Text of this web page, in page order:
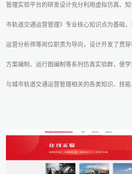
管理实验平台的研发设计充分利用虚拟仿真、
市轨道交通运营管理》专业核心知识点为基础，
运营分析师等岗位职责为导向，设计开发了贯
方案编制、运行图编制等系列仿真实验群，使
与城市轨道交通运营管理相关的各类知识、技能